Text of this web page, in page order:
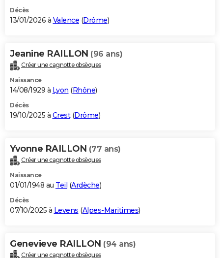
S'inscrire
Se connecter
Lycées
Collèges
Primaires
Universités
Entreprises
Service militaire
Avis de recherche
AVIS DE DÉCÈS
Bricolage
Lifestyle
Culture
Sport
Auto
Television
Voyage
Cinema
Décès
13/01/2026 à Valence (Drôme)
Jeanine RAILLON (96 ans)
Créer une cagnotte obsèques
Naissance
14/08/1929 à Lyon (Rhône)
Décès
19/10/2025 à Crest(Drôme)
Yvonne RAILLON (77 ans)
Créer une cagnotte obsèques
Naissance
01/01/1948 au Teil (Ardèche)
Décès
07/10/2025 à Levens (Alpes-Maritimes)
Genevieve RAILLON (94 ans)
Créer une cagnotte obsèques